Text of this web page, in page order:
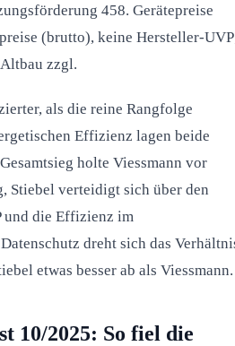
458. Gerätepreise
(brutto), keine Hersteller-
zzgl.
als die reine Rangfolge
Effizienz lagen beide
holte Viessmann vor
Stiebel verteidigt sich über den
und die Effizienz im
dreht sich das
etwas besser ab als Viessmann.
10/2025: So fiel die